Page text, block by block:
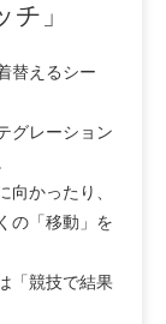
」
替えるシー
グレーション
かったり、
の「移動」を
「競技で結果